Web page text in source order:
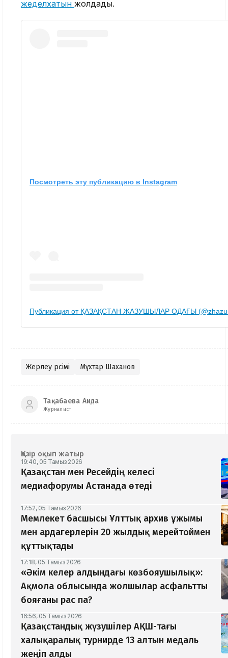
жеделхатын жолдады.
Посмотреть эту публикацию в Instagram
Публикация от ҚАЗАҚСТАН ЖАЗУШЫЛАР ОДАҒЫ
Жерлеу рәсімі Мұхтар Шаханов
Тақабаева Аида
Журналист
Қазір оқып жатыр
19:40, 05 Тамыз 2026
Қазақстан мен Ресейдің келесі
медиафорумы Астанада өтеді
17:52, 05 Тамыз 2026
Мемлекет басшысы Ұлттық архив ұжымы
мен ардагерлерін 20 жылдық мерейтоймен
құттықтады
17:18, 05 Тамыз 2026
«Әкім келер алдындағы көзбояушылық»:
Ақмола облысында жолшылар асфальтты
бояғаны рас па?
16:56, 05 Тамыз 2026
Қазақстандық жүзушілер АҚШ-тағы
халықаралық турнирде 13 алтын медаль
жеңіп алды